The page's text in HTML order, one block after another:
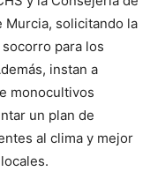
Murcia, solicitando la
para los
instan a
monocultivos
un plan de
al clima y mejor